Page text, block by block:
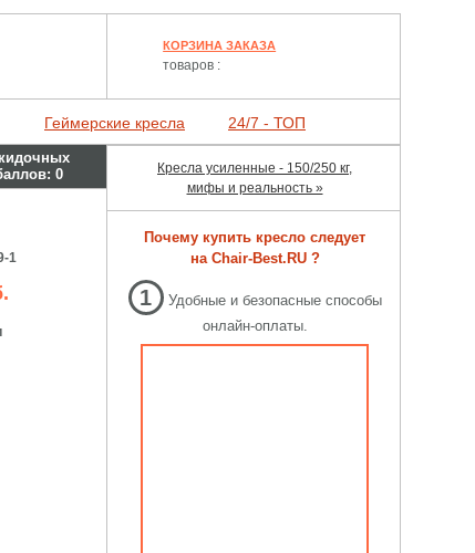
КОРЗИНА ЗАКАЗА
товаров :
Геймерские кресла 24/7 - ТОП
0
1
Кресла усиленные - 150/250 кг,
мифы и реальность »
Почему купить кресло следует
на Chair-Best.RU ?
1
Удобные и безопасные способы
онлайн-оплаты.